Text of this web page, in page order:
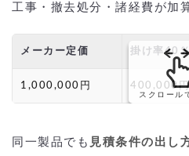
工事・撤去処分・諸経費が加
メーカー定価 掛け率40％
1,000,000円 400,000円
スクロール
同一製品でも 見積条件の出し